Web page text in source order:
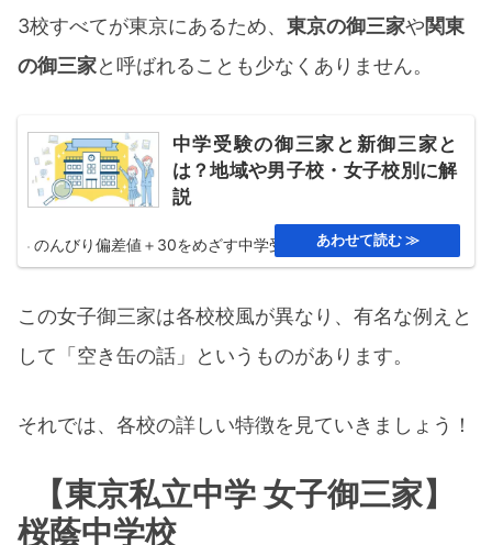
特徴
​御三家 桜蔭中学校はどんな生徒
【東京私立中学 女子御三家】女子学院中
学校
御三家 女子学院中学校の基本情
報
御三家 女子学院中学校の教育理
念と校風
ベルと進学実績
御三家 女子学院中学校の学校行
事と特徴
3校すべてが東京にあるため、 東京の御三家や関東
の御三家と呼ばれることも少なくありません。​
中学受験の御三家と新御三家と
は？地域や男子校・女子校別に解
説
のんびり偏差値＋30をめざす中学受験
この女子御三家は各校校風が異なり、有名な例えと
して「空き缶の話」というものがあります。
それでは、各校の詳しい特徴を見ていきましょう！
【東京私立中学 女子御三家】
桜蔭中学校